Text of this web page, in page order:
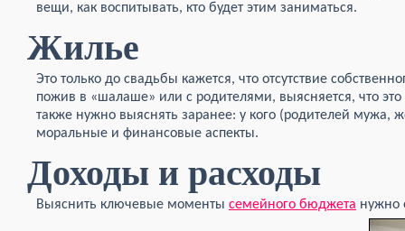
вещи, как воспитывать, кто будет этим заниматься.
Жилье
Это только до свадьбы кажется, что отсутствие
пожив в «шалаше» или с родителями, выясняется, что
также нужно выяснять заранее: у кого (родителей мужа,
моральные и финансовые аспекты.
Доходы и расходы
Выяснить ключевые моменты семейного бюджета нужно